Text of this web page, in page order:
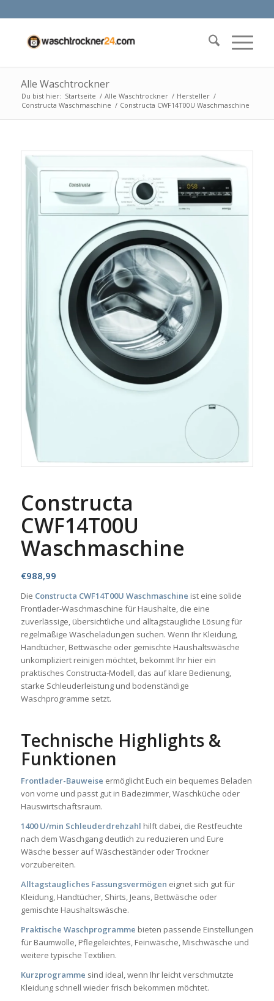
Alle Waschtrockner
Du bist hier: Startseite / Alle Waschtrockner / Hersteller /
Constructa Waschmaschine / Constructa CWF14T00U Waschmaschine
Constructa
CWF14T00U
Waschmaschine
€988,99
Die Constructa CWF14T00U Waschmaschine ist eine solide
Frontlader-Waschmaschine für Haushalte, die eine
zuverlässige, übersichtliche und alltagstaugliche Lösung für
regelmäßige Wäscheladungen suchen. Wenn Ihr Kleidung,
Handtücher, Bettwäsche oder gemischte Haushaltswäsche
unkompliziert reinigen möchtet, bekommt Ihr hier ein
praktisches Constructa-Modell, das auf klare Bedienung,
starke Schleuderleistung und bodenständige
Waschprogramme setzt.
Technische Highlights &
Funktionen
Frontlader-Bauweise ermöglicht Euch ein bequemes Beladen
von vorne und passt gut in Badezimmer, Waschküche oder
Hauswirtschaftsraum.
1400 U/min Schleuderdrehzahl hilft dabei, die Restfeuchte
nach dem Waschgang deutlich zu reduzieren und Eure
Wäsche besser auf Wäscheständer oder Trockner
vorzubereiten.
Alltagstaugliches Fassungsvermögen eignet sich gut für
Kleidung, Handtücher, Shirts, Jeans, Bettwäsche oder
gemischte Haushaltswäsche.
Praktische Waschprogramme bieten passende Einstellungen
für Baumwolle, Pflegeleichtes, Feinwäsche, Mischwäsche und
weitere typische Textilien.
Kurzprogramme sind ideal, wenn Ihr leicht verschmutzte
Kleidung schnell wieder frisch bekommen möchtet.